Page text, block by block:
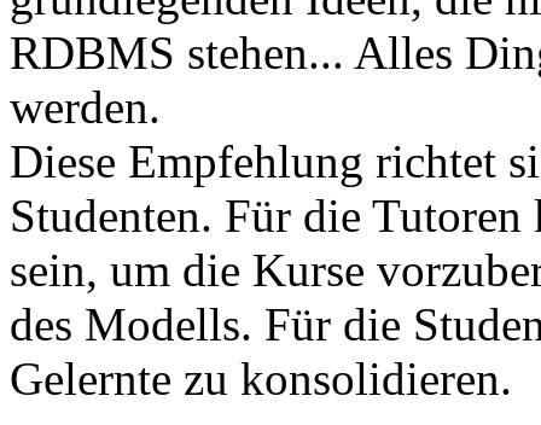
RDBMS stehen... Alles
werden.
Diese Empfehlung richtet
Studenten. Für die Tutoren
sein, um die Kurse
des Modells. Für die
Gelernte zu konsolidieren.